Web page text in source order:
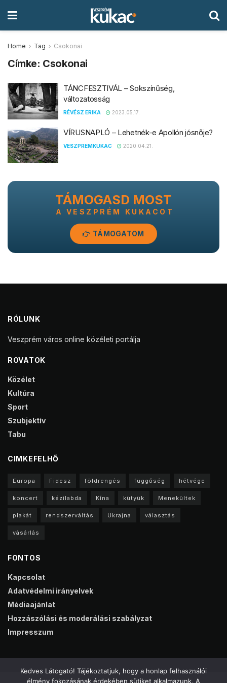
Home Tag Csokonai
Címke: Csokonai
TÁNCFESZTIVÁL – Sokszínűség,
változatosság
RÉVÉSZ ERIKA 2023.05.17.
VÍRUSNAPLÓ – Lehetnék-e Apollón jósnője?
VESZPREMKUKAC 2020.04.21.
TÁMOGASD MOST
A VESZPRÉM KUKACOT
TÁMOGATOM
RÓLUNK
Veszprém város online közéleti portálja
ROVATOK
Közélet
Kultúra
Sport
Szubjektív
Tabu
CIMKEFELHŐ
Europa Fidesz földrengés függőség hétvége
koncert kézilabda Kína kütyük Menekültek
plakát rendszerváltás Ukrajna választás
vásárlás
FONTOS
Kapcsolat
Adatvédelmi irányelvek
Médiaajánlat
Hozzászólási és moderálási szabályzat
Impresszum
Kedves Látogató! Tájékoztatjuk, hogy a honlap felhasználói
élmény fokozásának érdekében sütiket alkalmazunk. A